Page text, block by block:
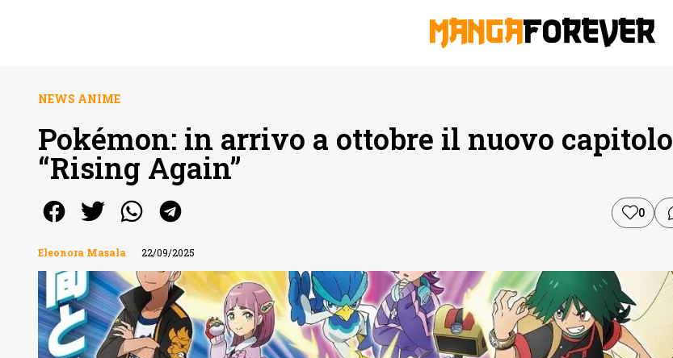
NEWS ANIME
Pokémon: in arrivo a ottobre il nuovo capitolo
“Rising Again”
0
Eleonora Masala 22/09/2025